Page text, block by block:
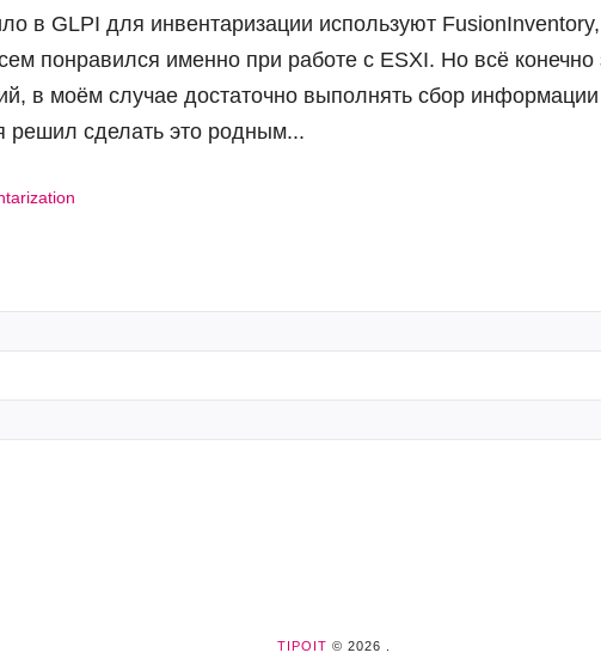
в GLPI для инвентаризации используют
понравился именно при работе с ESXI. Но всё конечно
в моём случае достаточно выполнять сбор информации
решил сделать это родным...
TIPOIT © 2026 .